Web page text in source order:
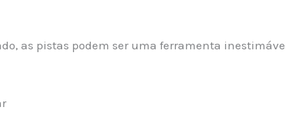
as pistas podem ser uma ferramenta